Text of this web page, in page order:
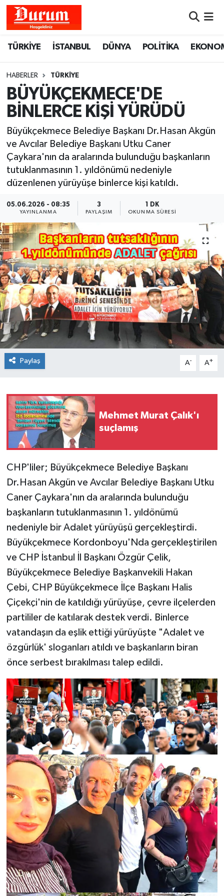
TÜRKİYE İSTANBUL DÜNYA POLİTİKA
HABERLER TÜRKİYE
BÜYÜKÇEKMECE'DE
BİNLERCE KİŞİ YÜRÜDÜ
Büyükçekmece Belediye Başkanı Dr.Hasan Akgün
ve Avcılar Belediye Başkanı Utku Caner
Çaykara'nın da aralarında bulunduğu başkanların
tutuklanmasının 1. yıldönümü nedeniyle
düzenlenen yürüyüşe binlerce kişi katıldı.
05.06.2026 - 08:35
YAYINLANMA
3
PAYLAŞIM
1 DK
OKUNMA SÜRESI
Paylaş A- A+
Mehmet Murat Çalık'ı
suçlamış
CHP'liler; Büyükçekmece Belediye Başkanı
Dr.Hasan Akgün ve Avcılar Belediye Başkanı Utku
Caner Çaykara'nın da aralarında bulunduğu
başkanların tutuklanmasının 1. yıldönümü
nedeniyle bir Adalet yürüyüşü gerçekleştirdi.
Büyükçekmece Kordonboyu'Nda gerçekleştirilen
ve CHP İstanbul İl Başkanı Özgür Çelik,
Büyükçekmece Belediye Başkanvekili Hakan
Çebi, CHP Büyükçekmece İlçe Başkanı Halis
Çiçekçi'nin de katıldığı yürüyüşe, çevre ilçelerden
partililer de katılarak destek verdi. Binlerce
vatandaşın da eşlik ettiği yürüyüşte "Adalet ve
özgürlük' sloganları atıldı ve başkanların biran
önce serbest bırakılması talep edildi.
Hava Durumu
Namaz Vakitleri
Trafik Durumu
Süper Lig Puan Durumu ve Fikstür
Tüm Manşetler
Son Dakika Haberleri
Haber Arşivi